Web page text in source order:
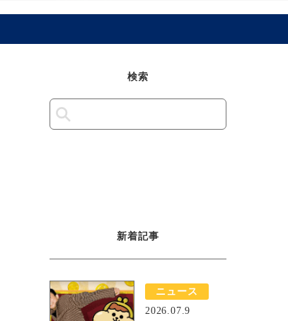
検索
新着記事
ニュース
2026.07.9